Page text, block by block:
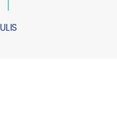
ULIS